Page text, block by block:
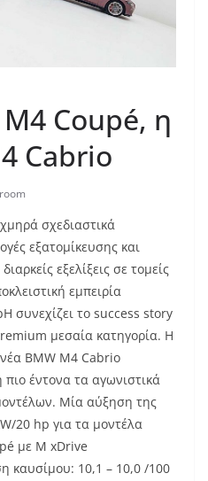
Coupé, η
Cabrio
σχεδιαστικά
εξατομίκευσης και
εξελίξεις σε τομείς
εμπειρία
συνεχίζει το success story
μεσαία κατηγορία. Η
BMW M4 Cabrio
έντονα τα αγωνιστικά
Μία αύξηση της
20 hp για τα μοντέλα
με M xDrive
καυσίμου: 10,1 – 10,0 /100